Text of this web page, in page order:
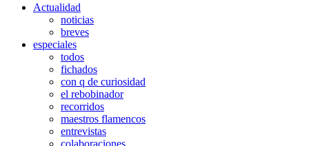
Actualidad
noticias
breves
especiales
todos
fichados
con q de curiosidad
el rebobinador
recorridos
maestros flamencos
entrevistas
colaboraciones